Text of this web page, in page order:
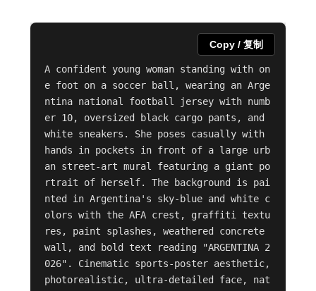
A confident young woman standing with on
e foot on a soccer ball, wearing an Arge
ntina national football jersey with numb
er 10, oversized black cargo pants, and
white sneakers. She poses casually with
hands in pockets in front of a large urb
an street-art mural featuring a giant po
rtrait of herself. The background is pai
nted in Argentina's sky-blue and white c
olors with the AFA crest, graffiti textu
res, paint splashes, weathered concrete
wall, and bold text reading "ARGENTINA 2
026". Cinematic sports-poster aesthetic,
photorealistic, ultra-detailed face, nat
Copy / 复制